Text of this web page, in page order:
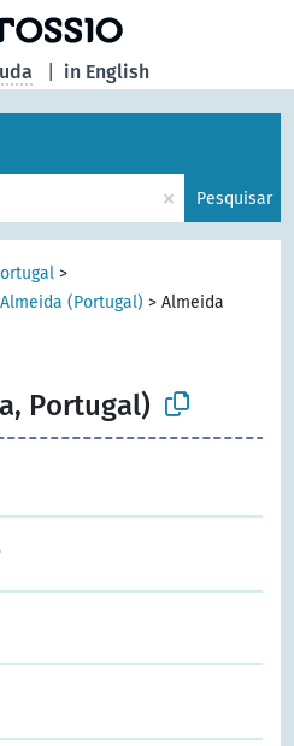
in English
× Pesquisar
>
Almeida (Portugal) >Almeida
Portugal)